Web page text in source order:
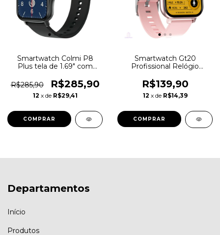
Smartwatch Colmi P8
Plus tela de 1.69" com
black
R$285,90 R$285,90
12 x de R$29,41
Smartwatch Gt20
Profissional Relógio
R$139,90
12 x de R$14,39
Departamentos
Início
Produtos